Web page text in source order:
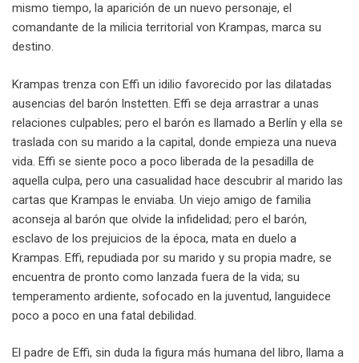
mismo tiempo, la aparición de un nuevo personaje, el
comandante de la milicia territorial von Krampas, marca su
destino.
Krampas trenza con Effi un idilio favorecido por las dilatadas
ausencias del barón Instetten. Effi se deja arrastrar a unas
relaciones culpables; pero el barón es llamado a Berlín y ella se
traslada con su marido a la capital, donde empieza una nueva
vida. Effi se siente poco a poco liberada de la pesadilla de
aquella culpa, pero una casualidad hace descubrir al marido las
cartas que Krampas le enviaba. Un viejo amigo de familia
aconseja al barón que olvide la infidelidad; pero el barón,
esclavo de los prejuicios de la época, mata en duelo a
Krampas. Effi, repudiada por su marido y su propia madre, se
encuentra de pronto como lanzada fuera de la vida; su
temperamento ardiente, sofocado en la juventud, languidece
poco a poco en una fatal debilidad.
El padre de Effi, sin duda la figura más humana del libro, llama a